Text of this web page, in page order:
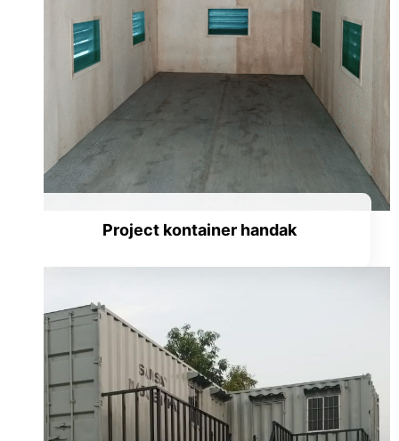
Project kontainer handak